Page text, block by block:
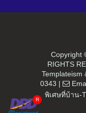
Copyright
RIGHTS
Templateism
0343 |
พิเศษที่บ้าน-